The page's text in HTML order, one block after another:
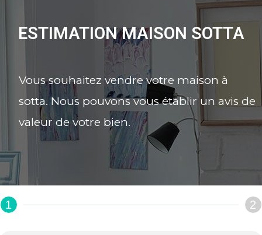
ESTIMATION MAISON SOTTA
Vous souhaitez vendre votre maison à
sotta. Nous pouvons vous établir un avis de
valeur de votre bien.
1 2